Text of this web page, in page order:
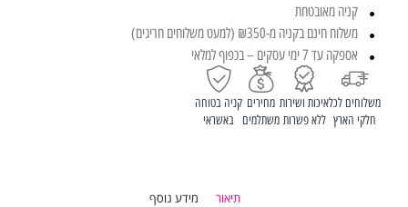
קניה מאובטחת
משלוח חינם בקניה מ-₪350 (למעט משלוחים חריגים)
אספקה עד 7 ימי עסקים – בכפוף למלאי
משלוחים לכל
חלקי הארץ
איכות ושירות
ללא פשרות
מחירים
משתלמים
קניה בטוחה
באשראי
תיאור מידע נוסף